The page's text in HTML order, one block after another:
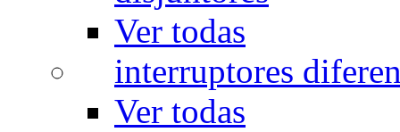
Ver todas
interruptores
Ver todas